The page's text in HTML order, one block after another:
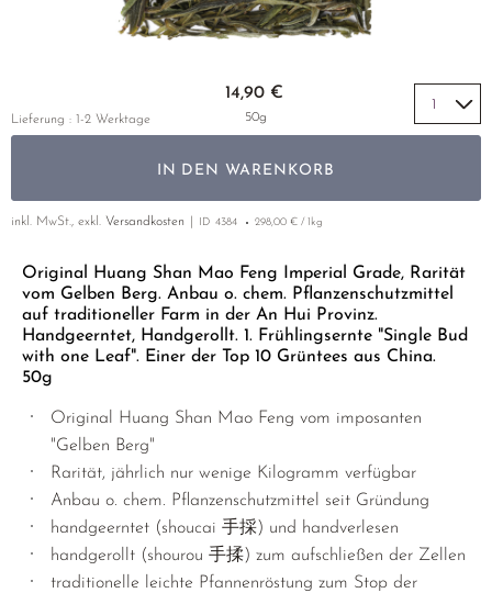
EMPFEHLUNGEN
GENMAICHA
HIGH CATECHIN
KABUSECHA
KARIGANE KUKICHA
KONACHA
MATCHA-IRI
MIZUDASHI COLD BREW
SANNENBANCHA
SELTENE BANCHA
SUNROUGE
TAMARYOKUCHA
MIYAZAKI
SHIBUSHI
UJI
YAME
YUNNAN
GELBER TEE
SETS & GIFTS
PHOENIX DANCONG
ZHANGPING SHUI XIAN
JAPAN
THAILAND
EMPFEHLUNGEN
SETS & GIFTS
TÜRKEI
EMPFEHLUNGEN
SETS & GIFTS
NACH SORTE
MATE TEE
SELTENE INCENCES
Original Huang Shan Mao Feng Imperial Grade, Rarität
vom Gelben Berg. Anbau o. chem. Pflanzenschutzmittel
auf traditioneller Farm in der An Hui Provinz.
Handgeerntet, Handgerollt. 1. Frühlingsernte "Single Bud
with one Leaf". Einer der Top 10 Grüntees aus China.
50g
Original Huang Shan Mao Feng vom imposanten
"Gelben Berg"
Rarität, jährlich nur wenige Kilogramm verfügbar
Anbau o. chem. Pflanzenschutzmittel seit Gründung
handgeerntet (shoucai 手採) und handverlesen
handgerollt (shourou 手揉) zum aufschließen der Zellen
traditionelle leichte Pfannenröstung zum Stop der
14,90 €
50g
IN DEN WARENKORB
Lieferung : 1-2 Werktage
inkl. MwSt., exkl. Versandkosten ID 4384 298,00 € / 1kg